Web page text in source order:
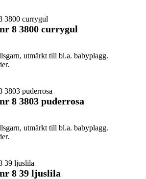
8 3800 currygul
utmärkt till bl.a. babyplagg.
8 3803 puderrosa
utmärkt till bl.a. babyplagg.
8 39 ljuslila